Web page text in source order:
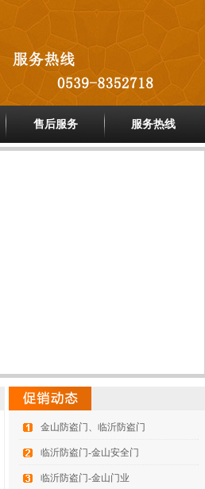
售后服务 服务热线
金山防盗门、临沂防盗门
临沂防盗门-金山安全门
临沂防盗门-金山门业